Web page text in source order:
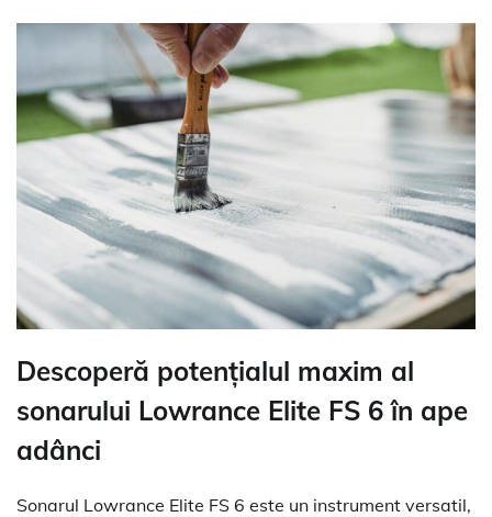
Descoperă potențialul maxim al
sonarului Lowrance Elite FS 6 în ape
adânci
Sonarul Lowrance Elite FS 6 este un instrument versatil,